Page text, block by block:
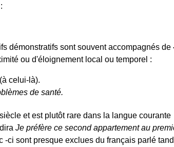
démonstratifs sont souvent accompagnés de
ou d'éloignement local ou temporel :
(à celui-là).
de santé.
siècle et est plutôt rare dans la langue courante
Je préfère ce second appartement au
-ci sont presque exclues du français parlé